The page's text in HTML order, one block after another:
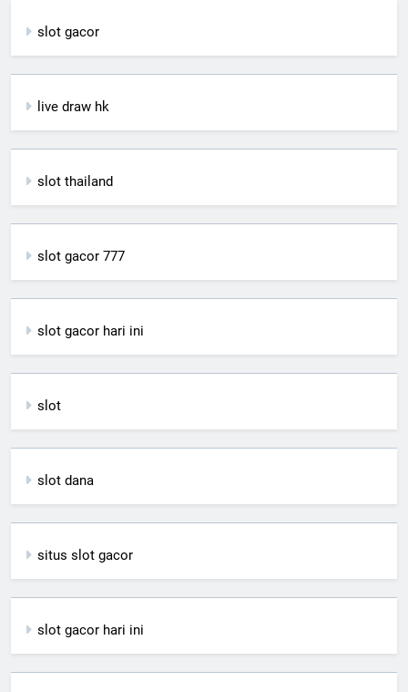
slot gacor
live draw hk
slot thailand
slot gacor 777
slot gacor hari ini
slot
slot dana
situs slot gacor
slot gacor hari ini